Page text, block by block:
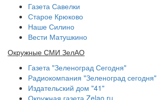
Газета Савелки
Старое Крюково
Наше Силино
Вести Матушкино
Окружные СМИ ЗелАО
Газета "Зеленоград Сегодня"
Радиокомпания "Зеленоград сегодня"
Издательский дом "41"
Окружная газета Zelao.ru